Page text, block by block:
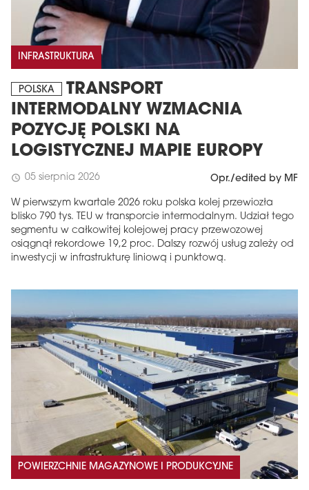
INFRASTRUKTURA
POLSKA
TRANSPORT
INTERMODALNY WZMACNIA
POZYCJĘ POLSKI NA
LOGISTYCZNEJ MAPIE EUROPY
schedule 05 sierpnia 2026 Opr./edited by MF
W pierwszym kwartale 2026 roku polska kolej przewiozła
blisko 790 tys. TEU w transporcie intermodalnym. Udział tego
segmentu w całkowitej kolejowej pracy przewozowej
osiągnął rekordowe 19,2 proc. Dalszy rozwój usług zależy od
inwestycji w infrastrukturę liniową i punktową.
POWIERZCHNIE MAGAZYNOWE I PRODUKCYJNE